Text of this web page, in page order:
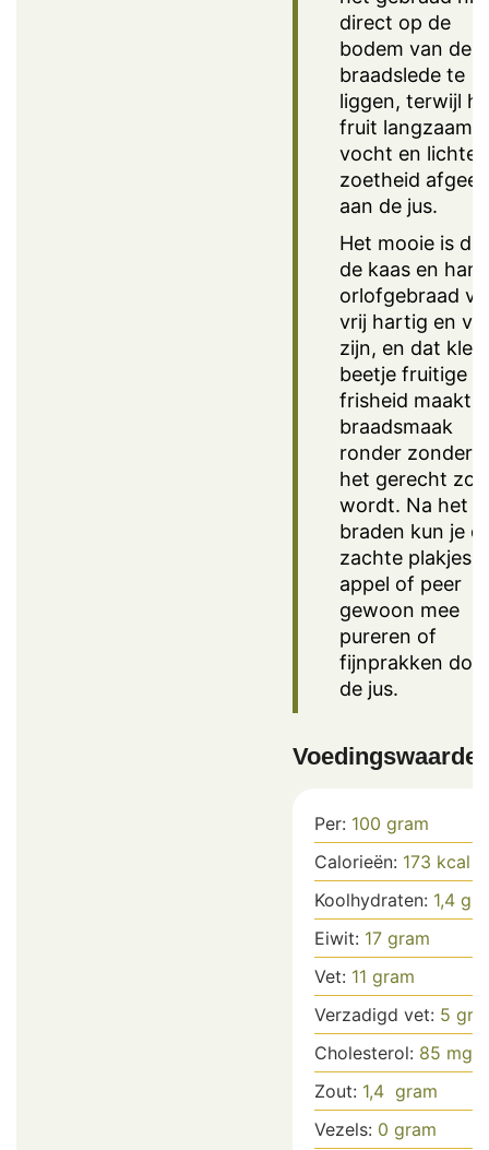
direct op de
bodem van de
braadslede te
liggen, terwijl
fruit langzaam
vocht en lichte
zoetheid
aan de jus.
Het mooie is dat
de kaas en ham
orlofgebraad
vrij hartig en vol
zijn, en dat
beetje fruitige
frisheid maakt
braadsmaak
ronder zonder
het gerecht
wordt. Na het
braden kun je
zachte plakjes
appel of peer
gewoon mee
pureren of
fijnprakken
de jus.
Voedingswaarde
Per: 100 gram
Calorieën: 173 kcal
Koolhydraten: 1,4
Eiwit: 17 gram
Vet: 11 gram
Verzadigd vet: 5
Cholesterol: 85 mg
Zout: 1,4 gram
Vezels: 0 gram